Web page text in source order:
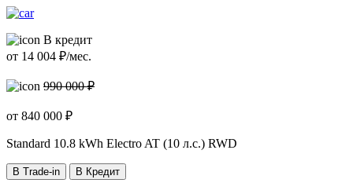
В кредит
от 14 004 ₽/мес.
990 000 ₽
от 840 000 ₽
Standard 10.8 kWh Electro AT (10 л.с.) RWD
В Trade-in В Кредит